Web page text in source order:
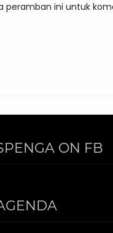
peramban ini untuk
ON FB